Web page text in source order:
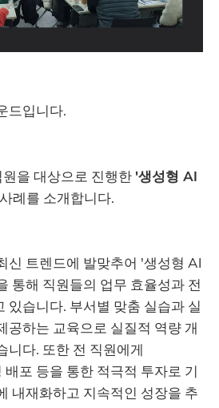
드입니다.
원을 대상으로 진행한'생성형 AI
례를 소개합니다.
신 트렌드에 발맞추어 '생성형 AI
통해 직원들의 업무 효율성과 전
있습니다. 부서별 맞춤 실습과 실
공하는 교육으로 실질적 역량 개
니다. 또한 전 직원에게
포 등을 통한 적극적 투자로 기
내재화하고 지속적인 성장을 추